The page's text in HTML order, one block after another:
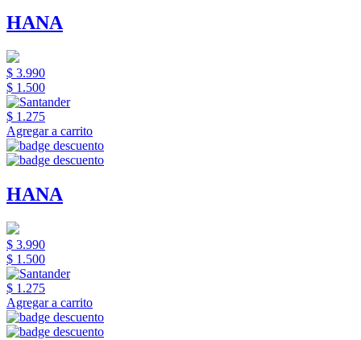
HANA
$ 3.990
$ 1.500
$ 1.275
Agregar a carrito
HANA
$ 3.990
$ 1.500
$ 1.275
Agregar a carrito